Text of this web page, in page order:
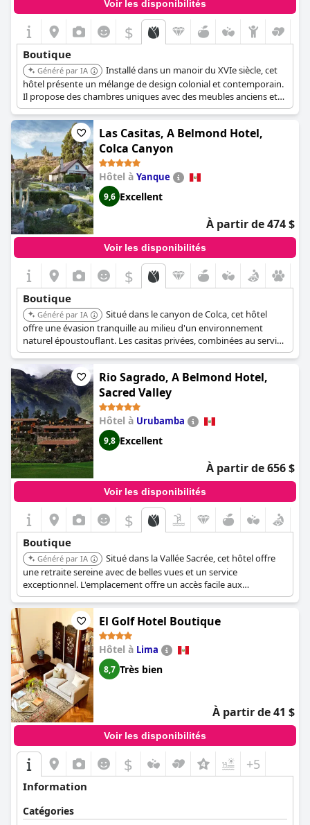
Voir les disponibilités
$
Boutique
Généré par IA
Installé dans un manoir du XVIe siècle, cet
hôtel présente un mélange de design colonial et contemporain.
Il propose des chambres uniques avec des meubles anciens et
des équipements modernes. L'ambiance de l'hôtel reflète la
richesse culturelle de Cusco.
Las Casitas, A Belmond Hotel,
Colca Canyon
Hôtel à Yanque
9,6 Excellent
À partir de 474 $
Voir les disponibilités
$
Boutique
Généré par IA
Situé dans le canyon de Colca, cet hôtel
offre une évasion tranquille au milieu d'un environnement
naturel époustouflant. Les casitas privées, combinées au service
personnalisé, créent une expérience relaxante et unique.
Rio Sagrado, A Belmond Hotel,
Sacred Valley
Hôtel à Urubamba
9,8 Excellent
À partir de 656 $
Voir les disponibilités
$
Boutique
Généré par IA
Situé dans la Vallée Sacrée, cet hôtel offre
une retraite sereine avec de belles vues et un service
exceptionnel. L'emplacement offre un accès facile aux
attractions locales et une atmosphère paisible.
El Golf Hotel Boutique
Hôtel à Lima
8,7 Très bien
À partir de 41 $
Voir les disponibilités
$ +5
Information
Catégories